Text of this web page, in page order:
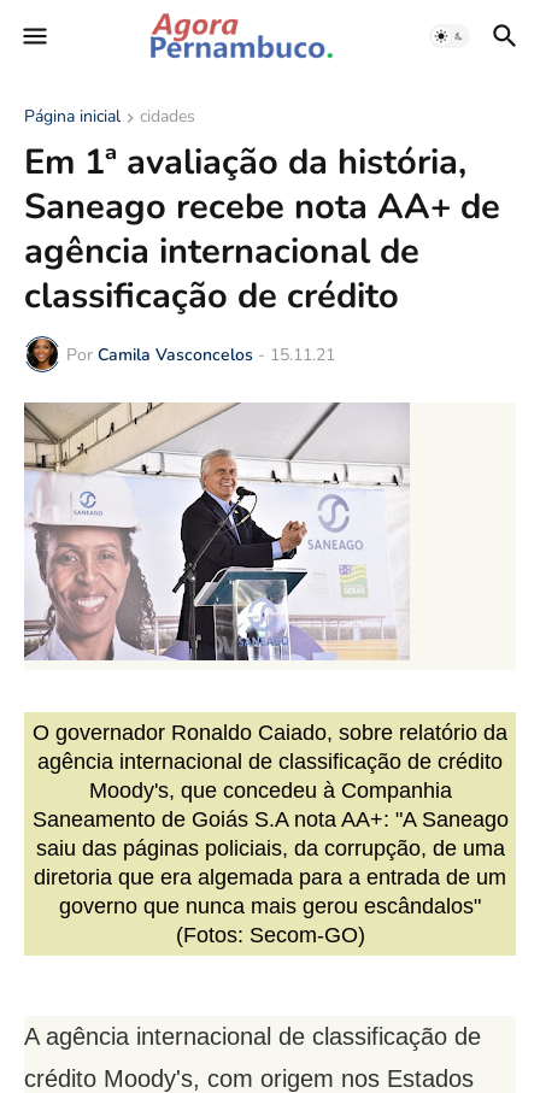
Página inicial cidades
Em 1ª avaliação da história,
Saneago recebe nota AA+ de
agência internacional de
classificação de crédito
Por Camila Vasconcelos - 15.11.21
O governador Ronaldo Caiado, sobre relatório da
agência internacional de classificação de crédito
Moody's, que concedeu à Companhia
Saneamento de Goiás S.A nota AA+: "A Saneago
saiu das páginas policiais, da corrupção, de uma
diretoria que era algemada para a entrada de um
governo que nunca mais gerou escândalos"
(Fotos: Secom-GO)
A agência internacional de classificação de
crédito Moody's, com origem nos Estados